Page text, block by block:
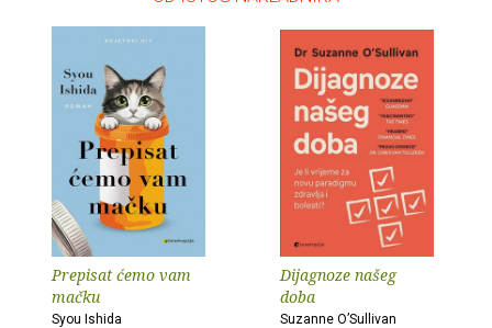
Prepisat ćemo vam
mačku
Syou Ishida
Dijagnoze našeg
doba
Suzanne O’Sullivan